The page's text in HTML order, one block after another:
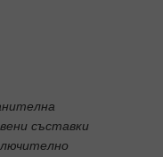
съставки